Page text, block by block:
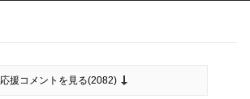
応援コメントを見る(2082)